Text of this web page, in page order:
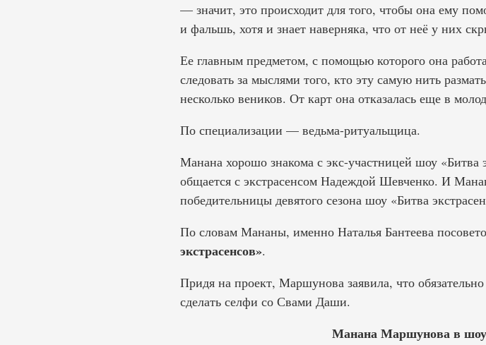
— значит, это происходит для того, чтобы она ему
и фальшь, хотя и знает наверняка, что от неё у них
Ее главным предметом, с помощью которого она
следовать за мыслями того, кто эту самую нить
несколько веников. От карт она отказалась еще в
По специализации — ведьма-ритуальщица.
Манана хорошо знакома с экс-участницей шоу «Битва
общается с экстрасенсом Надеждой Шевченко. И
победительницы девятого сезона шоу «Битва
По словам Мананы, именно Наталья Бантеева
экстрасенсов».
Придя на проект, Маршунова заявила, что
сделать селфи со Свами Даши.
Манана Маршунова в шоу